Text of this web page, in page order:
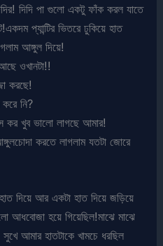
দিদি পা গুলো একটু ফাঁক করল যাতে
প্যান্টির ভিতরে ঢুকিয়ে হাত
আঙ্গুল দিয়ে!
ওখানটা!!
করছে!
নি?
কর খুব ভালো লাগছে আমার!
করতে লাগলাম যতটা জোরে
দিয়ে আর একটা হাত দিয়ে জড়িয়ে
আধবোজা হয়ে গিয়েছিল!মাঝে মাঝে
আমার হাতটাকে খামচে ধরছিল